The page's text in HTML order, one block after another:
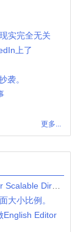
实完全无关
上了
袭。
更多...
大小比例。
English Editor